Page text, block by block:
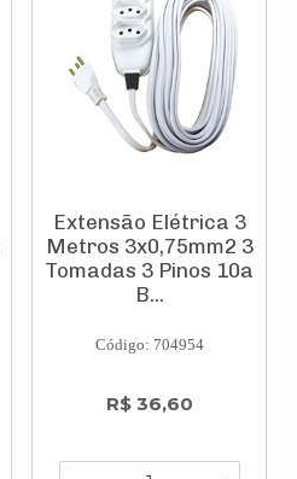
Extensão Elétrica 3
Metros 3x0,75mm2 3
Tomadas 3 Pinos 10a
B...
Código: 704954
R$ 36,60